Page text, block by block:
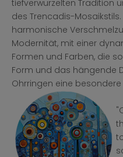
tiefverwurzelten Tradition
des Trencadis-Mosaikstils.
harmonische
Modernität, mit einer
Formen und Farben, die
Form und das hängende
Ohrringen eine